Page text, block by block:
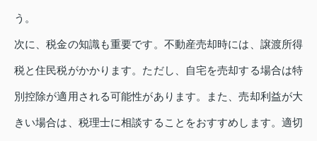
う。
次に、税金の知識も重要です。不動産売却時には、譲渡所得
税と住民税がかかります。ただし、自宅を売却する場合は特
別控除が適用される可能性があります。また、売却利益が大
きい場合は、税理士に相談することをおすすめします。適切